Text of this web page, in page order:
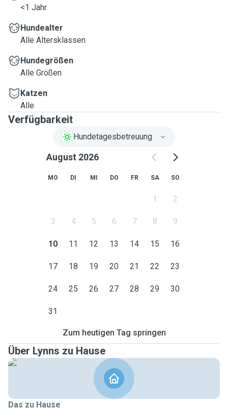
<1 Jahr
Hundealter
Alle Altersklassen
Hundegrößen
Alle Größen
Katzen
Alle
Verfügbarkeit
Hundetagesbetreuung
August 2026
MO DI MI DO FR SA SO
1 2
3 4 5 6 7 8 9
10 11 12 13 14 15 16
17 18 19 20 21 22 23
24 25 26 27 28 29 30
31
Zum heutigen Tag springen
Über Lynns zu Hause
Das zu Hause